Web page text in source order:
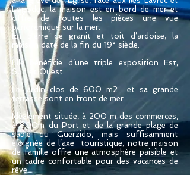
Logodec, la maison est en bord de mer et
offre de toutes les pièces une vue
panoramique sur la mer.
En pierre de granit et toit d’ardoise, la
maison date de la fin du 19° siècle.
Elle bénéficie d’une triple exposition Est,
Sud et Ouest.
Le jardin clos de 600 m2 et sa grande
terrasse sont en front de mer.
Idéalement située, à 200 m des commerces,
à 800m du Port et de la grande plage de
sable du Guerzido, mais suffisamment
éloignée de l’axe touristique, notre maison
de famille offre une atmosphère paisible et
un cadre confortable pour des vacances de
rêve.